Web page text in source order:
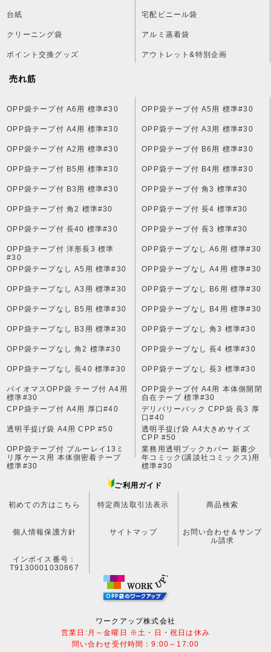
台紙 宅配ビニール袋
クリーニング袋 アルミ蒸着袋
ポイント交換グッズ アウトレット&特別企画
売れ筋
OPP袋テープ付 A6用 標準#30 OPP袋テープ付 A5用 標準#30
OPP袋テープ付 A4用 標準#30 OPP袋テープ付 A3用 標準#30
OPP袋テープ付 A2用 標準#30 OPP袋テープ付 B6用 標準#30
OPP袋テープ付 B5用 標準#30 OPP袋テープ付 B4用 標準#30
OPP袋テープ付 B3用 標準#30 OPP袋テープ付 角3 標準#30
OPP袋テープ付 角2 標準#30 OPP袋テープ付 長4 標準#30
OPP袋テープ付 長40 標準#30 OPP袋テープ付 長3 標準#30
OPP袋テープ付 洋形長3 標準
#30
OPP袋テープなし A6用 標準#30
OPP袋テープなし A5用 標準#30 OPP袋テープなし A4用 標準#30
OPP袋テープなし A3用 標準#30 OPP袋テープなし B6用 標準#30
OPP袋テープなし B5用 標準#30 OPP袋テープなし B4用 標準#30
OPP袋テープなし B3用 標準#30 OPP袋テープなし 角3 標準#30
OPP袋テープなし 角2 標準#30 OPP袋テープなし 長4 標準#30
OPP袋テープなし 長40 標準#30 OPP袋テープなし 長3 標準#30
バイオマスOPP袋 テープ付 A4用
標準#30
OPP袋テープ付 A4用 本体側開閉
自在テープ 標準#30
CPP袋テープ付 A4用 厚口#40
デリバリーパック CPP袋 長3 厚
口#40
透明手提げ袋 A4用 CPP #50
透明手提げ袋 A4大きめサイズ
CPP #50
OPP袋テープ付 ブルーレイ13ミ
リ厚ケース用 本体側密着テープ
標準#30
業務用透明ブックカバー 新書少
年コミック(講談社コミックス)用
標準#30
ご利用ガイド
初めての方はこちら 特定商法取引法表示 商品検索
個人情報保護方針 サイトマップ
お問い合わせ＆サンプ
ル請求
インボイス番号：
T9130001030867
ワークアップ株式会社
営業日:月～金曜日 ※土・日・祝日は休み
問い合わせ受付時間：9:00～17:00